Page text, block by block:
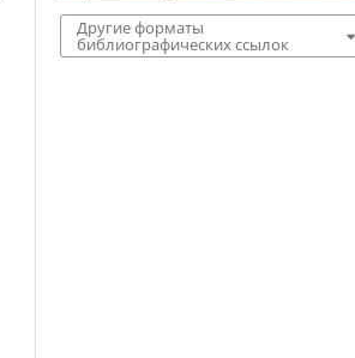
Другие форматы
библиографических ссылок